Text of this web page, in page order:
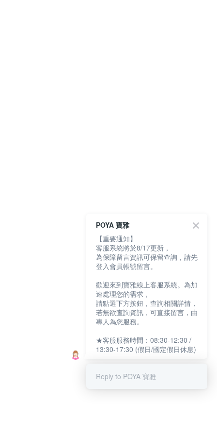
POYA 寶雅
【重要通知】
客服系統將於8/17更新，
為保障留言資訊可保留查詢，請先
登入會員帳號留言。
歡迎來到寶雅線上客服系統。為加
速處理您的需求，
請點選下方按鈕，查詢相關詳情，
若無欲查詢資訊，可直接留言，由
專人為您服務。
★客服服務時間：08:30-12:30 /
13:30-17:30 (假日/國定假日休息)
Reply to POYA 寶雅